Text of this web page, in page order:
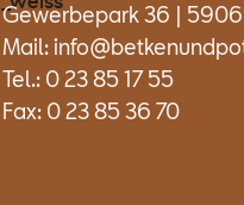
Gewerbepark 36 |
Mail:
Tel.: 0 23 85 17 55
Fax: 0 23 85 36 70